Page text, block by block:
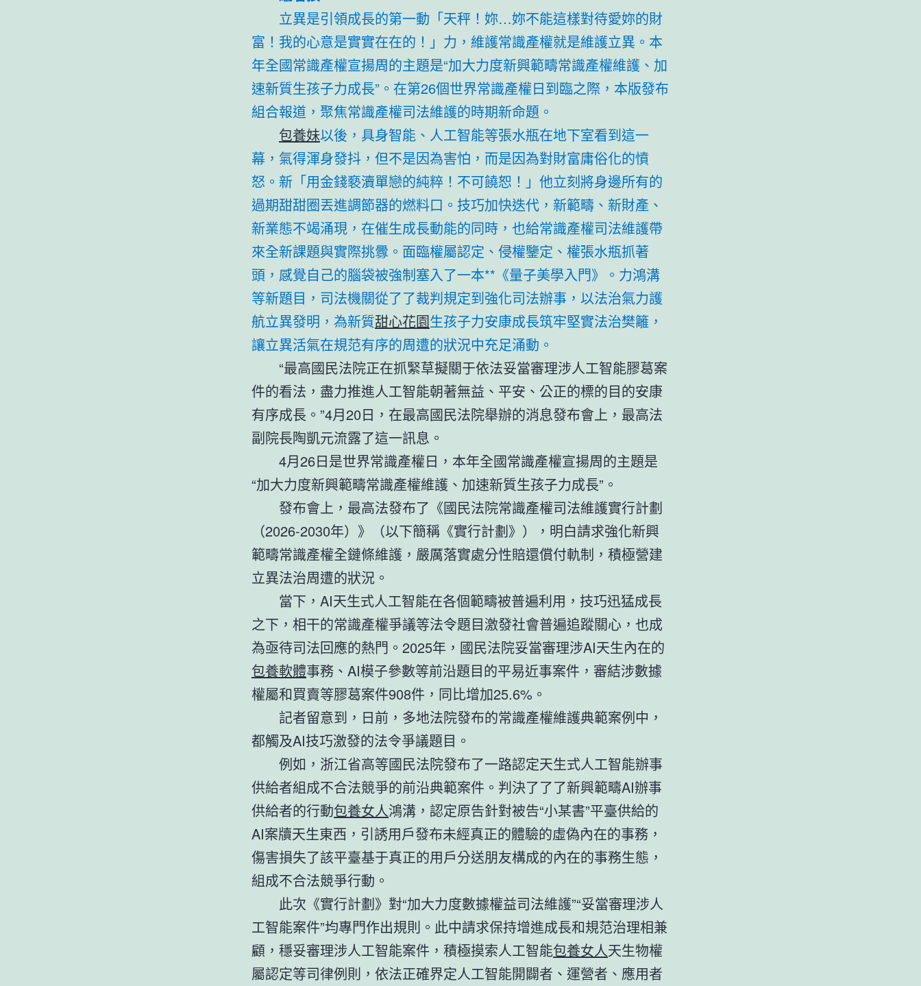
立異是引領成長的第一動「天秤！妳…妳不能這樣對待愛妳的財
富！我的心意是實實在在的！」力，維護常識產權就是維護立異。本
年全國常識產權宣揚周的主題是“加大力度新興範疇常識產權維護、加
速新質生孩子力成長”。在第26個世界常識產權日到臨之際，本版發布
組合報道，聚焦常識產權司法維護的時期新命題。
包養妹以後，具身智能、人工智能等張水瓶在地下室看到這一
幕，氣得渾身發抖，但不是因為害怕，而是因為對財富庸俗化的憤
怒。新「用金錢褻瀆單戀的純粹！不可饒恕！」他立刻將身邊所有的
過期甜甜圈丟進調節器的燃料口。技巧加快迭代，新範疇、新財產、
新業態不竭涌現，在催生成長動能的同時，也給常識產權司法維護帶
來全新課題與實際挑釁。面臨權屬認定、侵權鑒定、權張水瓶抓著
頭，感覺自己的腦袋被強制塞入了一本**《量子美學入門》。力鴻溝
等新題目，司法機關從了了裁判規定到強化司法辦事，以法治氣力護
航立異發明，為新質甜心花園生孩子力安康成長筑牢堅實法治樊籬，
讓立異活氣在規范有序的周遭的狀況中充足涌動。
“最高國民法院正在抓緊草擬關于依法妥當審理涉人工智能膠葛案
件的看法，盡力推進人工智能朝著無益、平安、公正的標的目的安康
有序成長。”4月20日，在最高國民法院舉辦的消息發布會上，最高法
副院長陶凱元流露了這一訊息。
4月26日是世界常識產權日，本年全國常識產權宣揚周的主題是
“加大力度新興範疇常識產權維護、加速新質生孩子力成長”。
發布會上，最高法發布了《國民法院常識產權司法維護實行計劃
（2026-2030年）》（以下簡稱《實行計劃》），明白請求強化新興
範疇常識產權全鏈條維護，嚴厲落實處分性賠還償付軌制，積極營建
立異法治周遭的狀況。
當下，AI天生式人工智能在各個範疇被普遍利用，技巧迅猛成長
之下，相干的常識產權爭議等法令題目激發社會普遍追蹤關心，也成
為亟待司法回應的熱門。2025年，國民法院妥當審理涉AI天生內在的
包養軟體事務、AI模子參數等前沿題目的平易近事案件，審結涉數據
權屬和買賣等膠葛案件908件，同比增加25.6%。
記者留意到，日前，多地法院發布的常識產權維護典範案例中，
都觸及AI技巧激發的法令爭議題目。
例如，浙江省高等國民法院發布了一路認定天生式人工智能辦事
供給者組成不合法競爭的前沿典範案件。判決了了了新興範疇AI辦事
供給者的行動包養女人鴻溝，認定原告針對被告“小某書”平臺供給的
AI案牘天生東西，引誘用戶發布未經真正的體驗的虛偽內在的事務，
傷害損失了該平臺基于真正的用戶分送朋友構成的內在的事務生態，
組成不合法競爭行動。
此次《實行計劃》對“加大力度數據權益司法維護”“妥當審理涉人
工智能案件”均專門作出規則。此中請求保持增進成長和規范治理相兼
顧，穩妥審理涉人工智能案件，積極摸索人工智能包養女人天生物權
屬認定等司律例則，依法正確界定人工智能開闢者、運營者、應用者